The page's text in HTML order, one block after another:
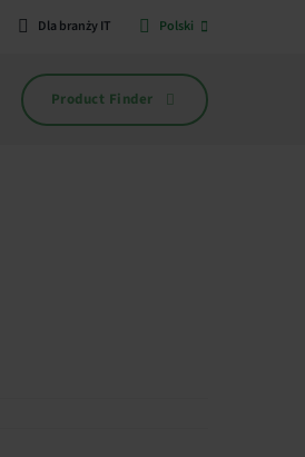
Dla branży IT Polski
Product Finder